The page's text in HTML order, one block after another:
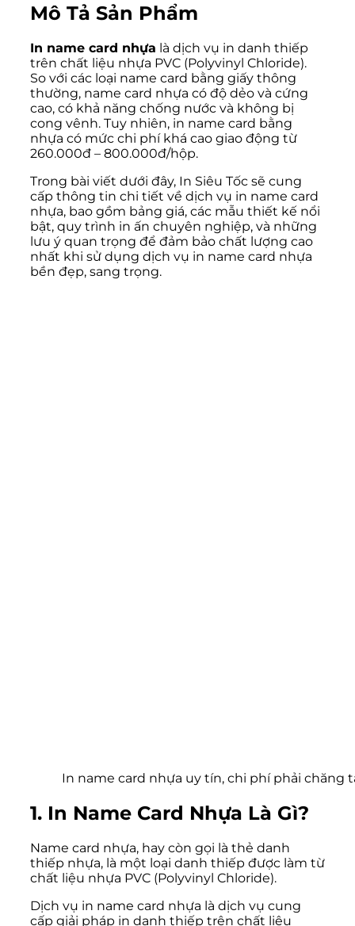
Mô Tả Sản Phẩm
In name card nhựa là dịch vụ in danh thiếp
trên chất liệu nhựa PVC (Polyvinyl Chloride).
So với các loại name card bằng giấy thông
thường, name card nhựa có độ dẻo và cứng
cao, có khả năng chống nước và không bị
cong vênh. Tuy nhiên, in name card bằng
nhựa có mức chi phí khá cao giao động từ
260.000đ – 800.000đ/hộp.
Trong bài viết dưới đây, In Siêu Tốc sẽ cung
cấp thông tin chi tiết về dịch vụ in name card
nhựa, bao gồm bảng giá, các mẫu thiết kế nổi
bật, quy trình in ấn chuyên nghiệp, và những
lưu ý quan trọng để đảm bảo chất lượng cao
nhất khi sử dụng dịch vụ in name card nhựa
bền đẹp, sang trọng.
In name card nhựa uy tín, chi phí phải chăng
1. In Name Card Nhựa Là Gì?
Name card nhựa, hay còn gọi là thẻ danh
thiếp nhựa, là một loại danh thiếp được làm từ
chất liệu nhựa PVC (Polyvinyl Chloride).
Dịch vụ in name card nhựa là dịch vụ cung
cấp giải pháp in danh thiếp trên chất liệu